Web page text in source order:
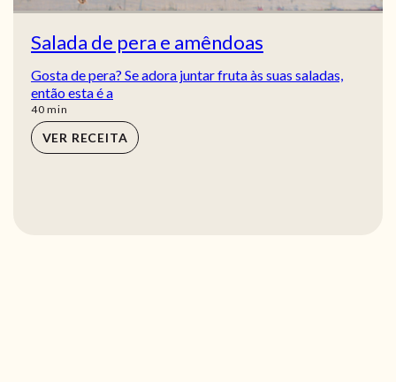
Salada de pera e amêndoas
Gosta de pera? Se adora juntar fruta às suas saladas,
então esta é a
40min
min
VER RECEITA